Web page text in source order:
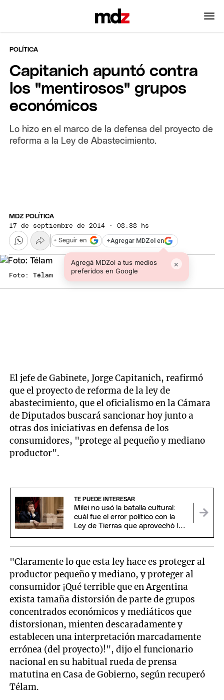
POLÍTICA
Capitanich apuntó contra
los "mentirosos" grupos
económicos
Lo hizo en el marco de la defensa del proyecto de
reforma a la Ley de Abastecimiento.
MDZ POLÍTICA
17 de septiembre de 2014 · 08:38 hs
+Agregar MDZol en
Agregá MDZol a tus medios
preferidos en Google
×
+ Seguir en
Foto: Télam
El jefe de Gabinete, Jorge Capitanich, reafirmó
que el proyecto de reforma de la ley de
abastecimiento, que el oficialismo en la Cámara
de Diputados buscará sancionar hoy junto a
otras dos iniciativas en defensa de los
consumidores, "protege al pequeño y mediano
productor".
TE PUEDE INTERESAR
Milei no usó la batalla cultural:
cuál fue el error político con la
Ley de Tierras que aprovechó la
"Claramente lo que esta ley hace es proteger al
productor pequeño y mediano, y proteger al
consumidor ¡Qué terrible que en Argentina
exista tamaña distorsión de parte de grupos
concentrados económicos y mediáticos que
distorsionan, mienten descaradamente y
establecen una interpretación marcadamente
errónea (del proyecto)!", dijo el funcionario
nacional en su habitual rueda de prensa
matutina en Casa de Gobierno, según recuperó
Télam.